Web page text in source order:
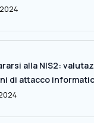
alla NIS2:
di attacco